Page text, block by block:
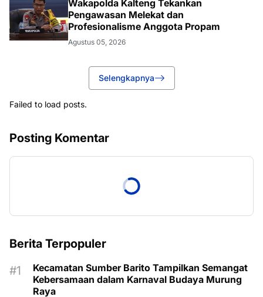
Wakapolda Kalteng Tekankan
Pengawasan Melekat dan
Profesionalisme Anggota Propam
Agustus 05, 2026
Selengkapnya
Failed to load posts.
Posting Komentar
Berita Terpopuler
Kecamatan Sumber Barito Tampilkan Semangat
Kebersamaan dalam Karnaval Budaya Murung
Raya